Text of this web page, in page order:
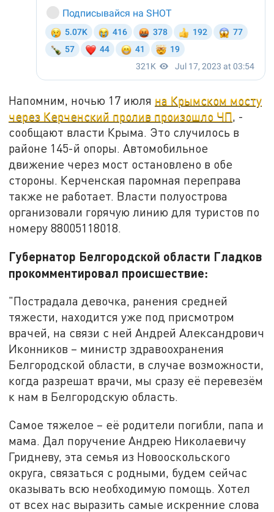
Напомним, ночью 17 июля на Крымском мосту
через Керченский пролив произошло ЧП, -
сообщают власти Крыма. Это случилось в
районе 145-й опоры. Автомобильное
движение через мост остановлено в обе
стороны. Керченская паромная переправа
также не работает. Власти полуострова
организовали горячую линию для туристов по
номеру 88005118018.
Губернатор Белгородской области Гладков
прокомментировал происшествие:
"Пострадала девочка, ранения средней
тяжести, находится уже под присмотром
врачей, на связи с ней Андрей Александрович
Иконников – министр здравоохранения
Белгородской области, в случае возможности,
когда разрешат врачи, мы сразу её перевезём
к нам в Белгородскую область.
Самое тяжелое – её родители погибли, папа и
мама. Дал поручение Андрею Николаевичу
Гридневу, эта семья из Новооскольского
округа, связаться с родными, будем сейчас
оказывать всю необходимую помощь. Хотел
от всех нас выразить самые искренние слова